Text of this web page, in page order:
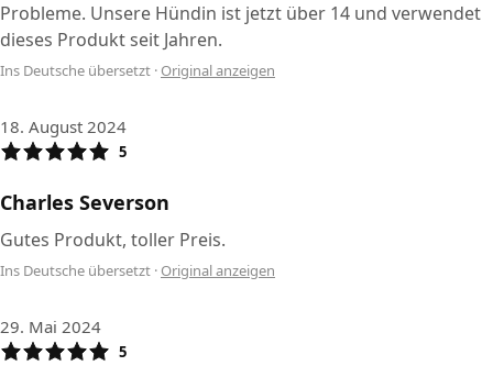
Probleme. Unsere Hündin ist jetzt über 14 und verwendet
dieses Produkt seit Jahren.
Ins Deutsche übersetzt · Original anzeigen
18. August 2024
5
Charles Severson
Gutes Produkt, toller Preis.
Ins Deutsche übersetzt · Original anzeigen
29. Mai 2024
5